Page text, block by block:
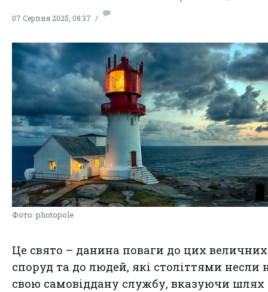
07 Серпня 2025, 08:37
Фото: photopole
Це свято – данина поваги до цих величних
споруд та до людей, які століттями несли
свою самовіддану службу, вказуючи шлях